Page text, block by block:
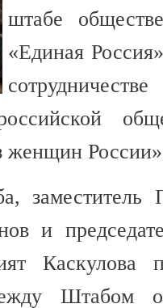
штабе
«Единая
женщин России»
заместитель
и
Каскулова
Штабом